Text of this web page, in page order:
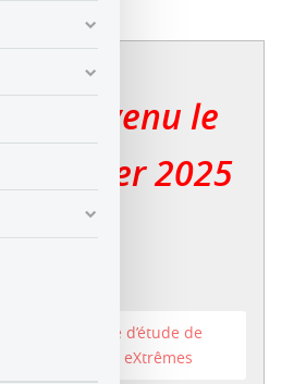
est devenu le
janvier 2025
du Laboratoire d’étude de
phénomènes eXtrêmes